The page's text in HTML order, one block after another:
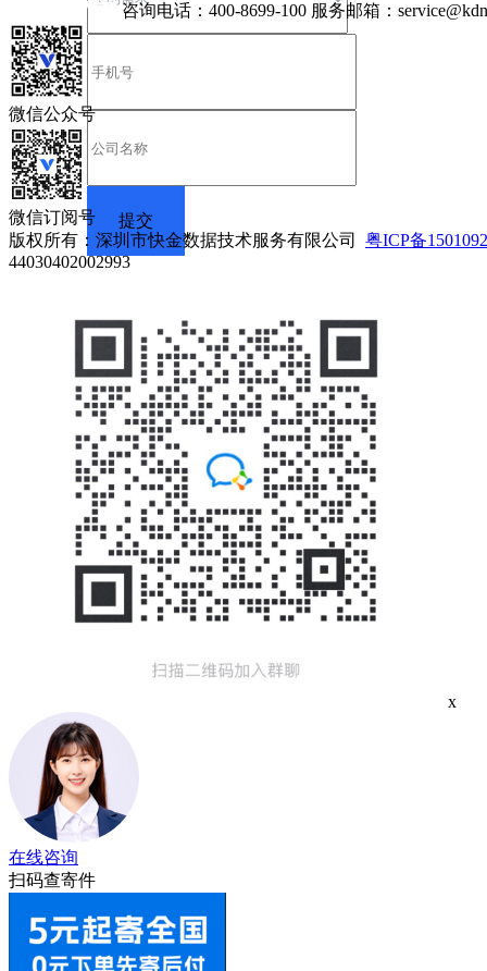
咨询电话： 400-8699-100 服务邮箱：
微信公众号
微信订阅号
版权所有：深圳市快金数据技术服务有限公司 粤ICP备
44030402002993
x
在线咨询
扫码查寄件